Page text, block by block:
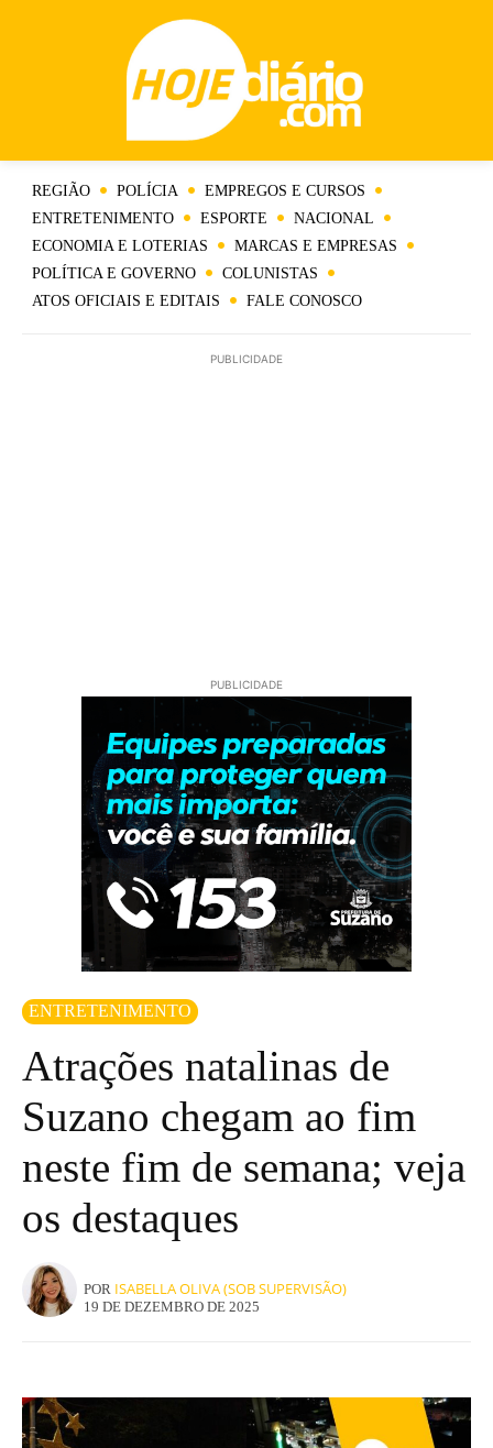
REGIÃO POLÍCIA
EMPREGOS E CURSOS
ENTRETENIMENTO
ESPORTE
NACIONAL
ECONOMIA E LOTERIAS
MARCAS E EMPRESAS
POLÍTICA E GOVERNO
COLUNISTAS
ATOS OFICIAIS E EDITAIS
FALE CONOSCO
PUBLICIDADE
PUBLICIDADE
ENTRETENIMENTO
Atrações natalinas de
Suzano chegam ao fim
neste fim de semana; veja
os destaques
POR ISABELLA OLIVA (SOB SUPERVISÃO)
19 DE DEZEMBRO DE 2025